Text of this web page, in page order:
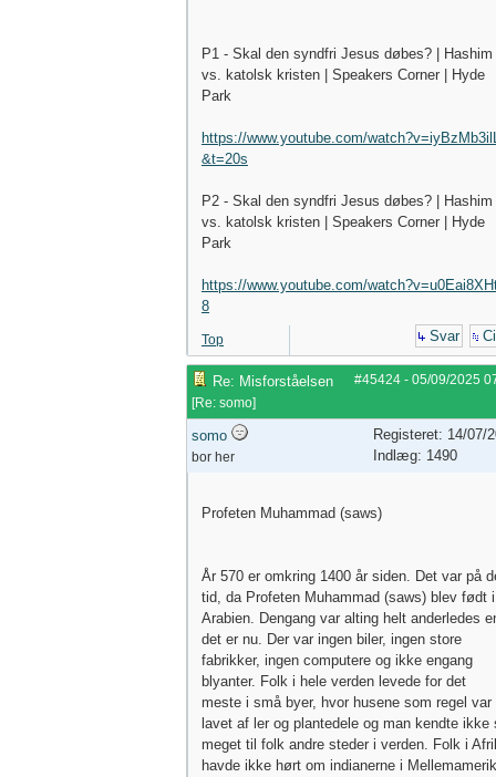
P1 - Skal den syndfri Jesus døbes? | Hashim
vs. katolsk kristen | Speakers Corner | Hyde
Park
https://www.youtube.com/
&t=20s
P2 - Skal den syndfri Jesus døbes? | Hashim
vs. katolsk kristen | Speakers Corner | Hyde
Park
https://www.youtube.com/
8
Top Svar
#45424 - 05/09/2025
Re: Misforståelsen
[Re: somo]
somo
bor her
Registeret: 14/07/
Indlæg: 1490
Profeten Muhammad (saws)
År 570 er omkring 1400 år siden. Det var på
tid, da Profeten Muhammad (saws) blev født i
Arabien. Dengang var alting helt anderledes
det er nu. Der var ingen biler, ingen store
fabrikker, ingen computere og ikke engang
blyanter. Folk i hele verden levede for det
meste i små byer, hvor husene som regel var
lavet af ler og plantedele og man kendte ikke
meget til folk andre steder i verden. Folk i
havde ikke hørt om indianerne i